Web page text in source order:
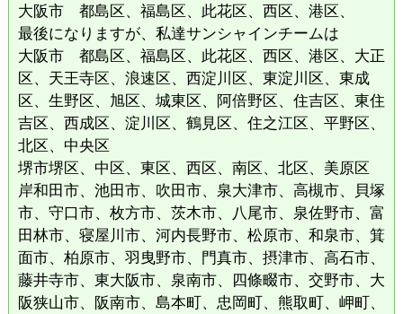
大阪市 都島区、福島区、此花区、西区、港区、
最後になりますが、私達サンシャインチームは
大阪市 都島区、福島区、此花区、西区、港区、大正
区、天王寺区、浪速区、西淀川区、東淀川区、東成
区、生野区、旭区、城東区、阿倍野区、住吉区、東住
吉区、西成区、淀川区、鶴見区、住之江区、平野区、
北区、中央区
堺市堺区、中区、東区、西区、南区、北区、美原区
岸和田市、池田市、吹田市、泉大津市、高槻市、貝塚
市、守口市、枚方市、茨木市、八尾市、泉佐野市、富
田林市、寝屋川市、河内長野市、松原市、和泉市、箕
面市、柏原市、羽曳野市、門真市、摂津市、高石市、
藤井寺市、東大阪市、泉南市、四條畷市、交野市、大
阪狭山市、阪南市、島本町、忠岡町、熊取町、岬町、